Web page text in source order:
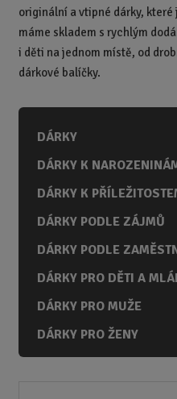
originální a vtipné dárky,
máme skladem s rychlým
i děti na jednom místě, od
dárkové balíčky.
DÁRKY
DÁRKY K
DÁRKY K
DÁRKY PODLE ZÁJMŮ
DÁRKY PODLE
DÁRKY PRO DĚTI A
DÁRKY PRO MUŽE
DÁRKY PRO ŽENY